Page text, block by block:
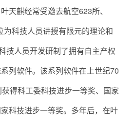
天麒经常受邀去航空623所、
科技人员讲授有限元的理论和
技人员开发研制了拥有自主产权
列软件。该系列软件在上世纪70
得科工委科技进步一等奖、国家
科技进步一等奖。多年后，在叶